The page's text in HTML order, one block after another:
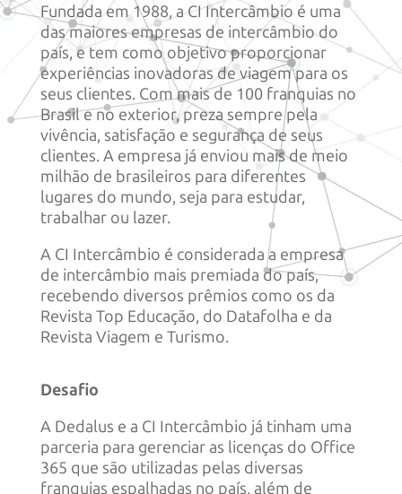
Fundada em 1988, a CI Intercâmbio é uma
das maiores empresas de intercâmbio do
país, e tem como objetivo proporcionar
experiências inovadoras de viagem para os
seus clientes. Com mais de 100 franquias no
Brasil e no exterior, preza sempre pela
vivência, satisfação e segurança de seus
clientes. A empresa já enviou mais de meio
milhão de brasileiros para diferentes
lugares do mundo, seja para estudar,
trabalhar ou lazer.
A CI Intercâmbio é considerada a empresa
de intercâmbio mais premiada do país,
recebendo diversos prêmios como os da
Revista Top Educação, do Datafolha e da
Revista Viagem e Turismo.
Desafio
A Dedalus e a CI Intercâmbio já tinham uma
parceria para gerenciar as licenças do Office
365 que são utilizadas pelas diversas
franquias espalhadas no país, além de